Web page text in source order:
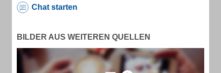
Chat starten
BILDER AUS WEITEREN QUELLEN